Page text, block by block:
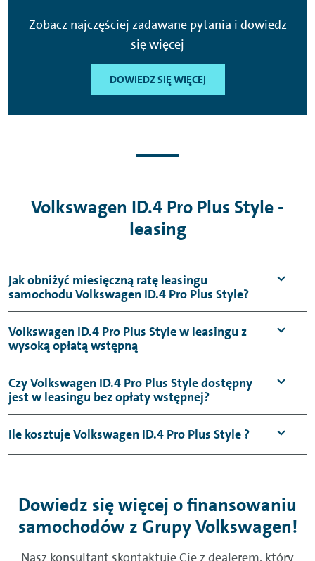
Zobacz najczęściej zadawane pytania i dowiedz
się więcej
DOWIEDZ SIĘ WIĘCEJ
Volkswagen ID.4 Pro Plus Style -
leasing
Jak obniżyć miesięczną ratę leasingu
samochodu Volkswagen ID.4 Pro Plus Style?
Volkswagen ID.4 Pro Plus Style w leasingu z
wysoką opłatą wstępną
Czy Volkswagen ID.4 Pro Plus Style dostępny
jest w leasingu bez opłaty wstępnej?
Ile kosztuje Volkswagen ID.4 Pro Plus Style ?
Dowiedz się więcej o finansowaniu
samochodów z Grupy Volkswagen!